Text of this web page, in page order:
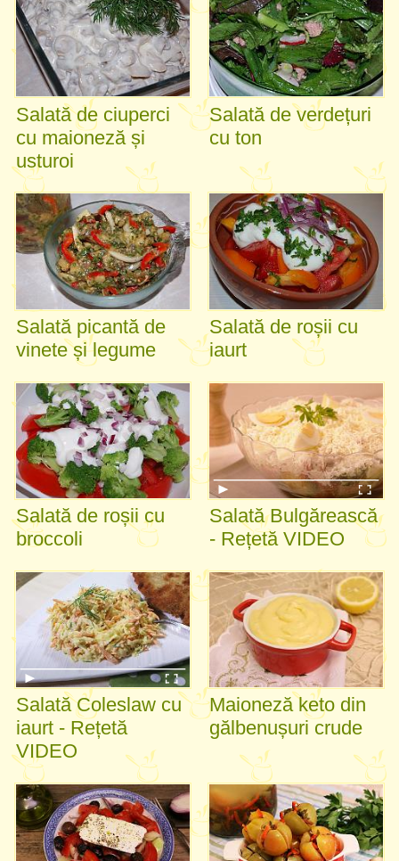
Salată de ciuperci
cu maioneză și
usturoi
Salată de verdețuri
cu ton
Salată picantă de
vinete și legume
Salată de roșii cu
iaurt
Salată de roșii cu
broccoli
Salată Bulgărească
- Rețetă VIDEO
Salată Coleslaw cu
iaurt - Rețetă
VIDEO
Maioneză keto din
gălbenușuri crude